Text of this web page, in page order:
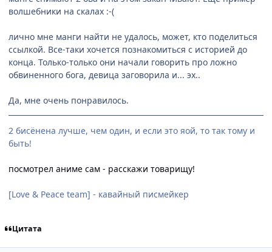
волшебники на скалах :-(
лично мне манги найти не удалось, может, кто поделиться
ссылкой. Все-таки хочется познакомиться с историей до
конца. Только-только они начали говорить про ложно
обвиненного бога, девица заговорила и... эх..
Да, мне очень понравилось.
2 бисёнена лучше, чем один, и если это яой, то так тому и
быть!
посмотрел аниме сам - расскажи товарищу!
[Love & Peace team] - кавайный писмейкер
Цитата